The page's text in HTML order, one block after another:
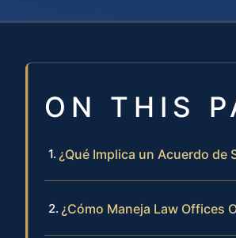
ON THIS
¿Qué Implica un Acuerdo de
¿Cómo Maneja Law Offices